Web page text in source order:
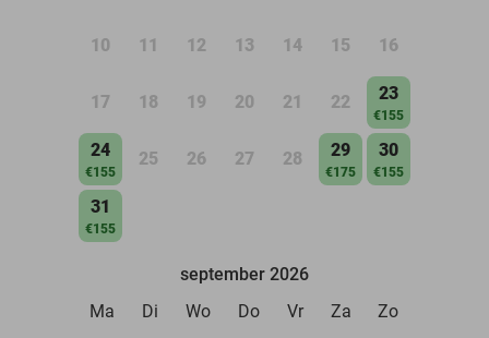
10 11 12 13 14 15 16
17 18 19 20 21 22 23
€155
24
€155
25 26 27 28 29
€175
30
€155
31
€155
september 2026
Ma
Di Wo Do Vr Za Zo